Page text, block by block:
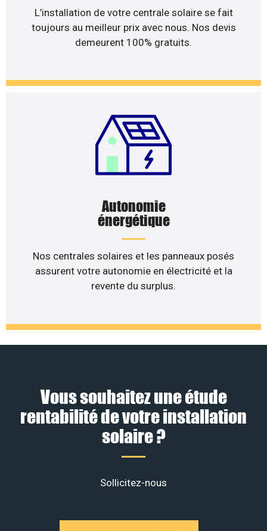
L’installation de votre centrale solaire se fait
toujours au meilleur prix avec nous. Nos devis
demeurent 100% gratuits.
Autonomie
énergétique
Nos centrales solaires et les panneaux posés
assurent votre autonomie en électricité et la
revente du surplus.
Vous souhaitez une étude
rentabilité de votre installation
solaire ?
Sollicitez-nous